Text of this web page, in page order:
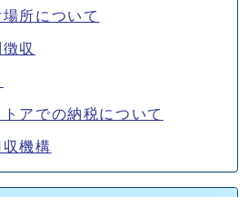
所について
収
アでの納税について
機構